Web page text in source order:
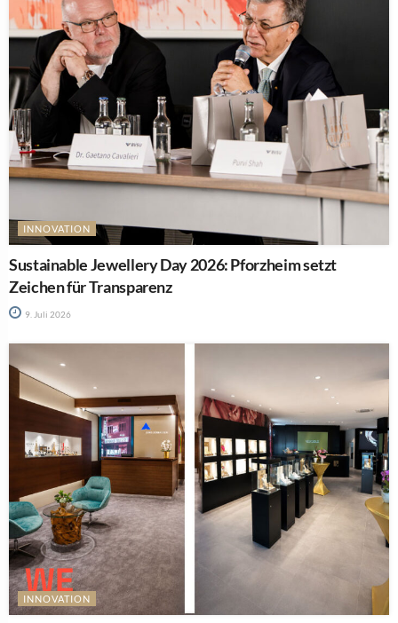
INNOVATION
Sustainable Jewellery Day 2026: Pforzheim setzt
Zeichen für Transparenz
9. Juli 2026
INNOVATION